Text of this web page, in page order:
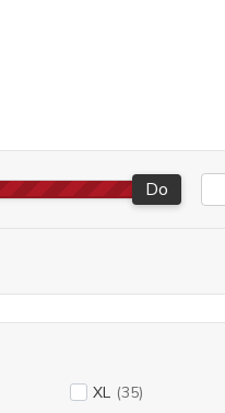
Do
XL (35)